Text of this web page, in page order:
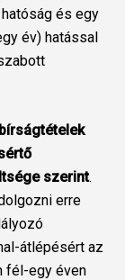
és egy
év) hatással
szerint.
erre
átlépésért az
fél-egy éven